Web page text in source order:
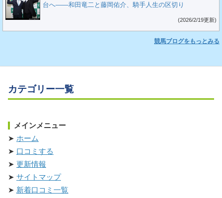
台へ――和田竜二と藤岡佑介、騎手人生の区切り
(2026/2/19更新)
競馬ブログをもっとみる
カテゴリー一覧
メインメニュー
ホーム
口コミする
更新情報
サイトマップ
新着口コミ一覧